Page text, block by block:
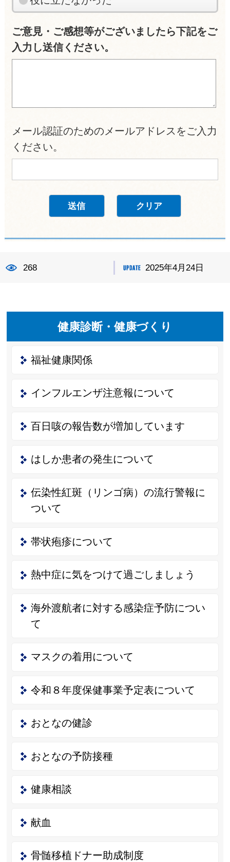
ご意見・ご感想等がございましたら下記をご
入力し送信ください。
メール認証のためのメールアドレスをご入力
ください。
268 2025年4月24日
健康診断・健康づくり
福祉健康関係
インフルエンザ注意報について
百日咳の報告数が増加しています
はしか患者の発生について
伝染性紅斑（リンゴ病）の流行警報に
ついて
帯状疱疹について
熱中症に気をつけて過ごしましょう
海外渡航者に対する感染症予防につい
て
マスクの着用について
令和８年度保健事業予定表について
おとなの健診
おとなの予防接種
健康相談
献血
骨髄移植ドナー助成制度